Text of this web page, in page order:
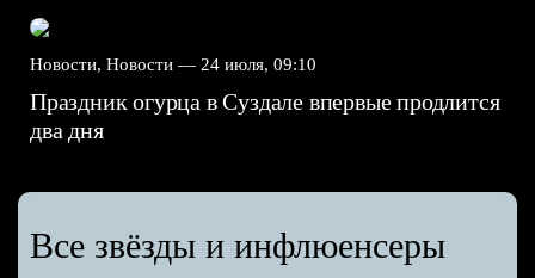
Новости, Новости — 24 июля, 09:10
Праздник огурца в Суздале впервые продлится
два дня
Все звёзды и инфлюенсеры